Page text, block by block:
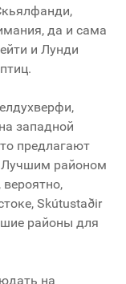
да и сама
и Лунди
западной
предлагают
Лучшим районом
Skútustaðir
районы для
на